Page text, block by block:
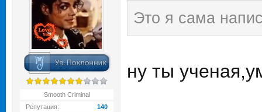
Smooth Criminal
Репутация:
140
Это я сама
ну ты